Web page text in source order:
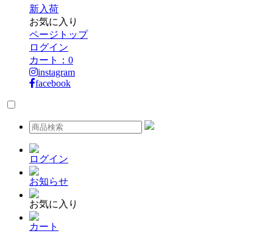
新入荷
お気に入り
ページトップ
ログイン
カート： 0
instagram
facebook
ログイン
お知らせ
お気に入り
カート